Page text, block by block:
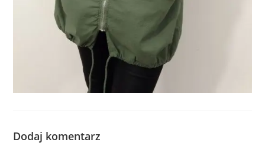
Dodaj komentarz